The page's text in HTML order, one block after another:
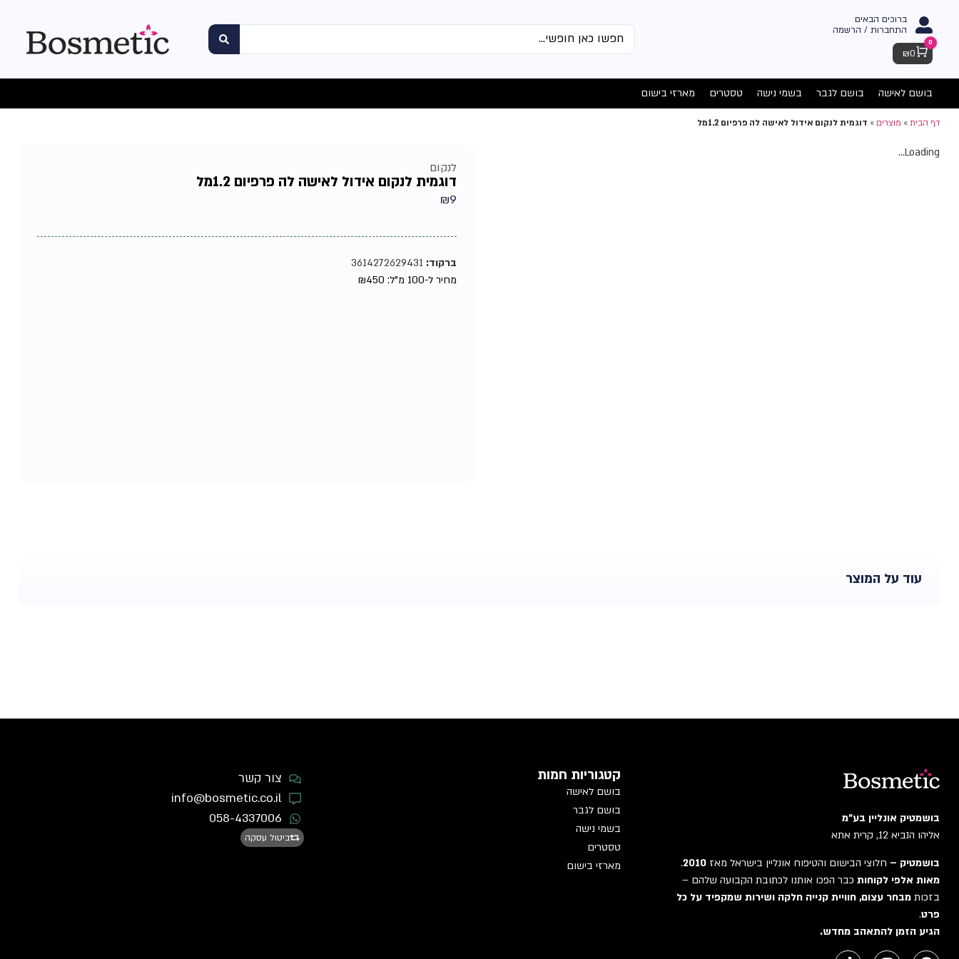
ברוכים הבאים
התחברות / הרשמה
Cart
0
₪0
בושם לאישה בושם לגבר בשמי נישה טסטרים מארזי בישום
דף הבית» מוצרים» דוגמית לנקום אידול לאישה לה פרפיום 1.2מל
Loading...
לנקום
דוגמית לנקום אידול לאישה לה פרפיום 1.2מל
₪9
ברקוד:
מחיר ל-100 מ"ל:
₪450
עוד על המוצר
בושמטיק אונליין בע"מ
אליהו הנביא 12, קרית אתא
בושמטיק – חלוצי הבישום והטיפוח אונליין בישראל מאז 2010
.
מאות אלפי לקוחות כבר הפכו אותנו לכתובת הקבועה שלהם –
בזכות מבחר עצום, חוויית קנייה חלקה ושירות שמקפיד על כל
פרט.
הגיע הזמן להתאהב מחדש.
קטגוריות חמות
בושם לאישה
בושם לגבר
בשמי נישה
טסטרים
מארזי בישום
צור קשר
info@bosmetic.co.il
058-4337006
ביטול עסקה